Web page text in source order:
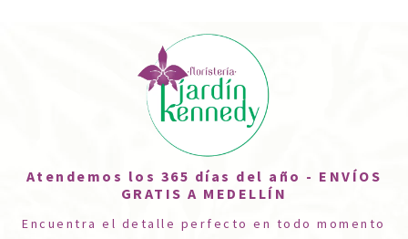
Atendemos los 365 días del año - ENVÍOS
GRATIS A MEDELLÍN
Encuentra el detalle perfecto en todo momento